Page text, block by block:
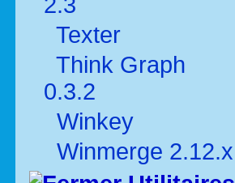
Texter
Think Graph
0.3.2
Winkey
Winmerge 2.12.x